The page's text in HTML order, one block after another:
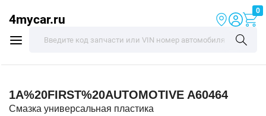
4mycar.ru
0
1A%20FIRST%20AUTOMOTIVE A60464
Смазка универсальная пластика